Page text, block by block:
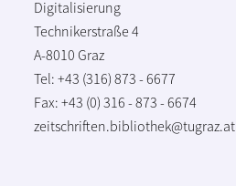
Digitalisierung
Technikerstraße 4
A-8010 Graz
Tel: +43 (316) 873 - 6677
Fax: +43 (0) 316 - 873 - 6674
zeitschriften.bibliothek@tugraz.at